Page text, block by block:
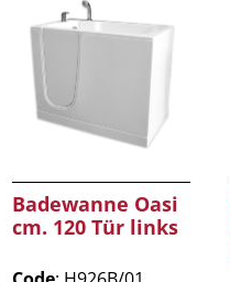
Badewanne Oasi
cm. 120 Tür links